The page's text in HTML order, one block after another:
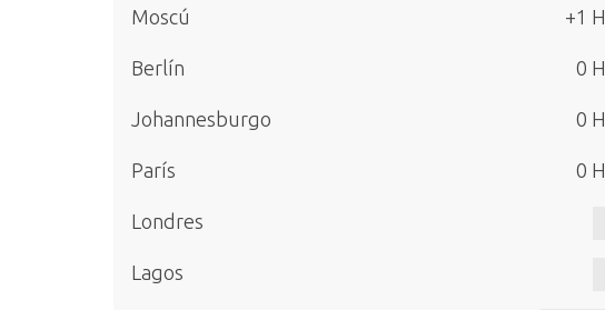
Moscú +1 H
Berlín 0 H
Johannesburgo 0 H
París 0 H
Londres
Lagos